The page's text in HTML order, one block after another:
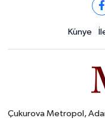
Künye
Çukurova Metropol,